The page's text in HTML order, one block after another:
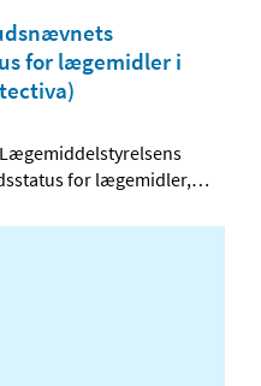
for lægemidler i
for lægemidler,…